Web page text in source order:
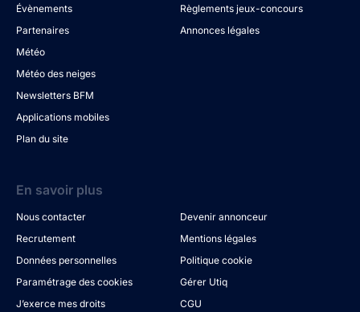
Évènements
Partenaires
Météo
Météo des neiges
Newsletters BFM
Applications mobiles
Plan du site
Règlements jeux-concours
Annonces légales
En savoir plus
Nous contacter
Devenir annonceur
Recrutement
Mentions légales
Données personnelles
Politique cookie
Paramétrage des cookies
Gérer Utiq
J’exerce mes droits
CGU